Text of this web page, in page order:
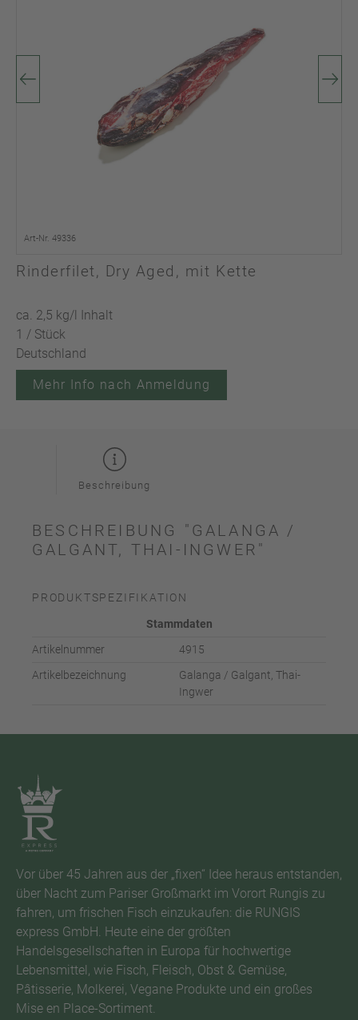
Art-Nr. 49336
Rinderfilet, Dry Aged, mit Kette
ca. 2,5 kg/l Inhalt
1 / Stück
Deutschland
Mehr Info nach Anmeldung
Beschreibung
BESCHREIBUNG "GALANGA /
GALGANT, THAI-INGWER"
PRODUKTSPEZIFIKATION
Stammdaten
Artikelnummer
4915
Artikelbezeichnung
Galanga / Galgant, Thai-
Ingwer
Vor über 45 Jahren aus der „fixen“ Idee heraus entstanden,
über Nacht zum Pariser Großmarkt im Vorort Rungis zu
fahren, um frischen Fisch einzukaufen: die RUNGIS
express GmbH. Heute eine der größten
Handelsgesellschaften in Europa für hochwertige
Lebensmittel, wie Fisch, Fleisch, Obst & Gemüse,
Pâtisserie, Molkerei, Vegane Produkte und ein großes
Mise en Place-Sortiment.